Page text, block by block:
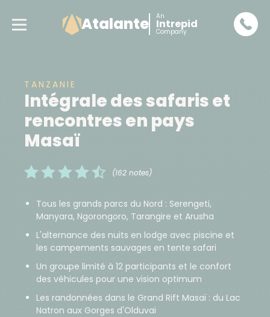
Atalante An
Intrepid
Company
TANZANIE
Intégrale des safaris et
rencontres en pays
Masaï
(162 notes)
Tous les grands parcs du Nord : Serengeti,
Manyara, Ngorongoro, Tarangire et Arusha
L'alternance des nuits en lodge avec piscine et
les campements sauvages en tente safari
Un groupe limité à 12 participants et le confort
des véhicules pour une vision optimum
Les randonnées dans le Grand Rift Masaï : du Lac
Natron aux Gorges d'Olduvai